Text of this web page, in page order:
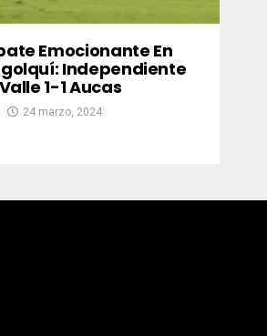
Emocionante En
Independiente
1-1 Aucas
24 marzo, 2024